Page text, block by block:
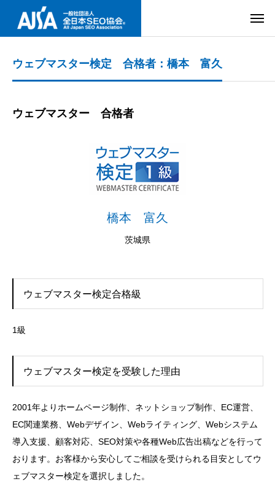
ウェブマスター検定 合格者：橋本 富久
ウェブマスター 合格者
橋本 富久
茨城県
ウェブマスター検定合格級
1級
ウェブマスター検定を受験した理由
2001年よりホームページ制作、ネットショップ制作、EC運営、
EC関連業務、Webデザイン、Webライティング、Webシステム
導入支援、顧客対応、SEO対策や各種Web広告出稿などを行って
おります。お客様から安心してご相談を受けられる目安としてウ
ェブマスター検定を選択しました。